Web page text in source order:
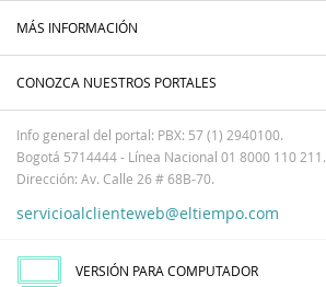
MÁS INFORMACIÓN
CONOZCA NUESTROS PORTALES
Info general del portal: PBX: 57 (1) 2940100.
Bogotá 5714444 - Línea Nacional 01 8000 110 211.
Dirección: Av. Calle 26 # 68B-70.
servicioalclienteweb@eltiempo.com
VERSIÓN PARA COMPUTADOR